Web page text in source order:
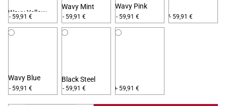
Wavy Yellow
- 59,91 €
Wavy Mint
- 59,91 €
Wavy Pink
- 59,91 € Wavy Frosted
- 59,91 €
Wavy Blue
- 59,91 €
Black Steel
- 59,91 € Original Black
- 59,91 €